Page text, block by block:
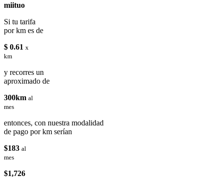
miituo
Si tu tarifa
por km es de
$ 0.61 x
km
y recorres un
aproximado de
300km al
mes
entonces, con nuestra modalidad
de pago por km serían
$183 al
mes
$1,726